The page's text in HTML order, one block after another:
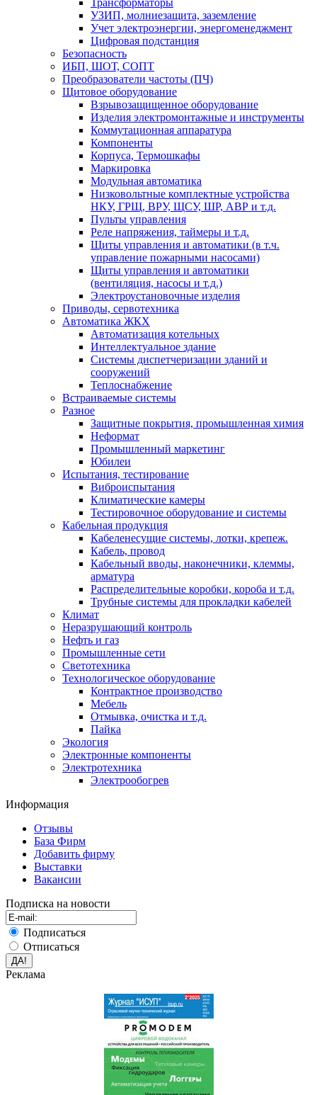
Трансформаторы
УЗИП, молниезащита, заземление
Учет электроэнергии, энергоменеджмент
Цифровая подстанция
Безопасность
ИБП, ШОТ, СОПТ
Преобразователи частоты (ПЧ)
Щитовое оборудование
Взрывозащищенное оборудование
Изделия электромонтажные и инструменты
Коммутационная аппаратура
Компоненты
Корпуса, Термошкафы
Маркировка
Модульная автоматика
Низковольтные комплектные устройства
НКУ, ГРЩ, ВРУ, ЩСУ, ШР, АВР и т.д.
Пульты управления
Реле напряжения, таймеры и т.д.
Щиты управления и автоматики (в т.ч.
управление пожарными насосами)
Щиты управления и автоматики
(вентиляция, насосы и т.д.)
Электроустановочные изделия
Приводы, сервотехника
Автоматика ЖКХ
Автоматизация котельных
Интеллектуальное здание
Системы диспетчеризации зданий и
сооружений
Теплоснабжение
Встраиваемые системы
Разное
Защитные покрытия, промышленная химия
Неформат
Промышленный маркетинг
Юбилеи
Испытания, тестирование
Виброиспытания
Климатические камеры
Тестировочное оборудование и системы
Кабельная продукция
Кабеленесущие системы, лотки, крепеж.
Кабель, провод
Кабельный вводы, наконечники, клеммы,
арматура
Распределительные коробки, короба и т.д.
Трубные системы для прокладки кабелей
Климат
Неразрушающий контроль
Нефть и газ
Промышленные сети
Светотехника
Технологическое оборудование
Контрактное производство
Мебель
Отмывка, очистка и т.д.
Пайка
Экология
Электронные компоненты
Электротехника
Электрообогрев
Информация
Отзывы
База Фирм
Добавить фирму
Выставки
Вакансии
Подписка на новости
Подписаться
Отписаться
Реклама